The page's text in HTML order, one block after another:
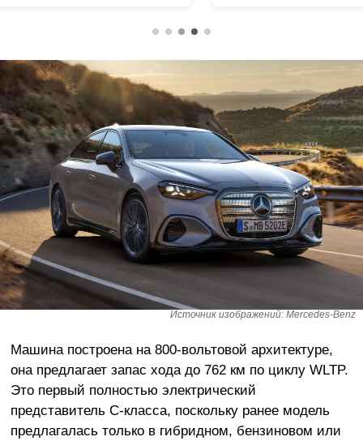
Источник изображений: Mercedes-Benz
Машина построена на 800-вольтовой архитектуре,
она предлагает запас хода до 762 км по циклу WLTP.
Это первый полностью электрический
представитель C-класса, поскольку ранее модель
предлагалась только в гибридном, бензиновом или